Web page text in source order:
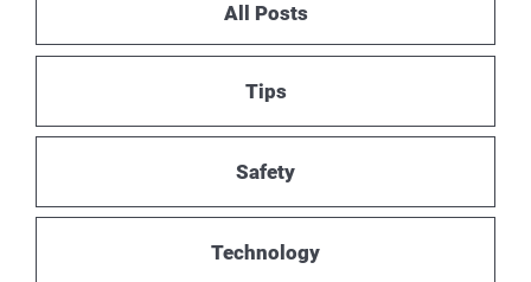
All Posts
Tips
Safety
Technology